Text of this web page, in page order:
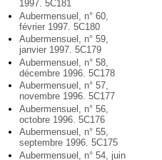
1997. 5C181
Aubermensuel, n° 60,
février 1997. 5C180
Aubermensuel, n° 59,
janvier 1997. 5C179
Aubermensuel, n° 58,
décembre 1996. 5C178
Aubermensuel, n° 57,
novembre 1996. 5C177
Aubermensuel, n° 56,
octobre 1996. 5C176
Aubermensuel, n° 55,
septembre 1996. 5C175
Aubermensuel, n° 54, juin